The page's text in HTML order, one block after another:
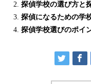
探偵学校の選び方と
探偵になるための学
探偵学校選びのポイ